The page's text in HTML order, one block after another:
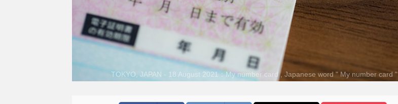
TOKYO, JAPAN - 18 August 2021：My number card , Japanese word " My number card "